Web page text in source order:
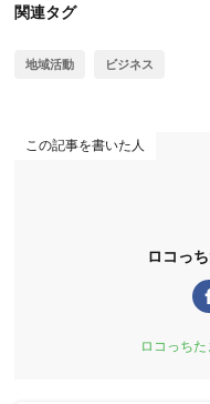
関連タグ
地域活動 ビジネス
この記事を書いた人
ロコっ
ロコっち